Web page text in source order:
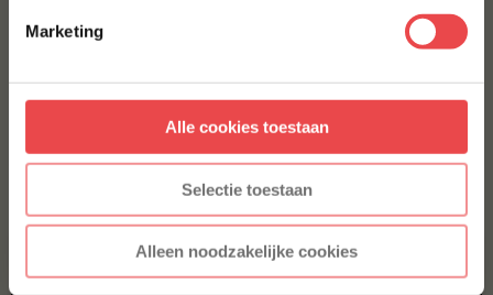
Marketing
Alle cookies toestaan
Selectie toestaan
Alleen noodzakelijke cookies
* Alleen voor nieuwe inschrijvers, korting niet geldig op reeds
afgeprijsde producten.